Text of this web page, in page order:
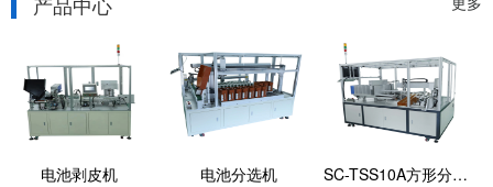
电池剥皮机 电池分选机 SC-TSS10A方形分选机